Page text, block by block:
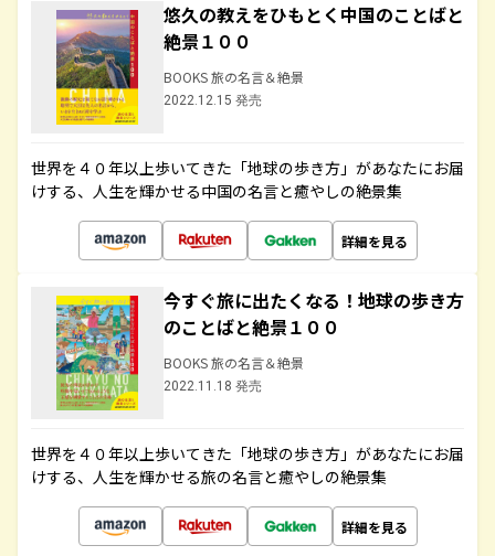
悠久の教えをひもとく中国のことばと
絶景１００
BOOKS 旅の名言＆絶景
2022.12.15 発売
世界を４０年以上歩いてきた「地球の歩き方」があなたにお届
けする、人生を輝かせる中国の名言と癒やしの絶景集
詳細を見る
今すぐ旅に出たくなる！地球の歩き方
のことばと絶景１００
BOOKS 旅の名言＆絶景
2022.11.18 発売
世界を４０年以上歩いてきた「地球の歩き方」があなたにお届
けする、人生を輝かせる旅の名言と癒やしの絶景集
詳細を見る